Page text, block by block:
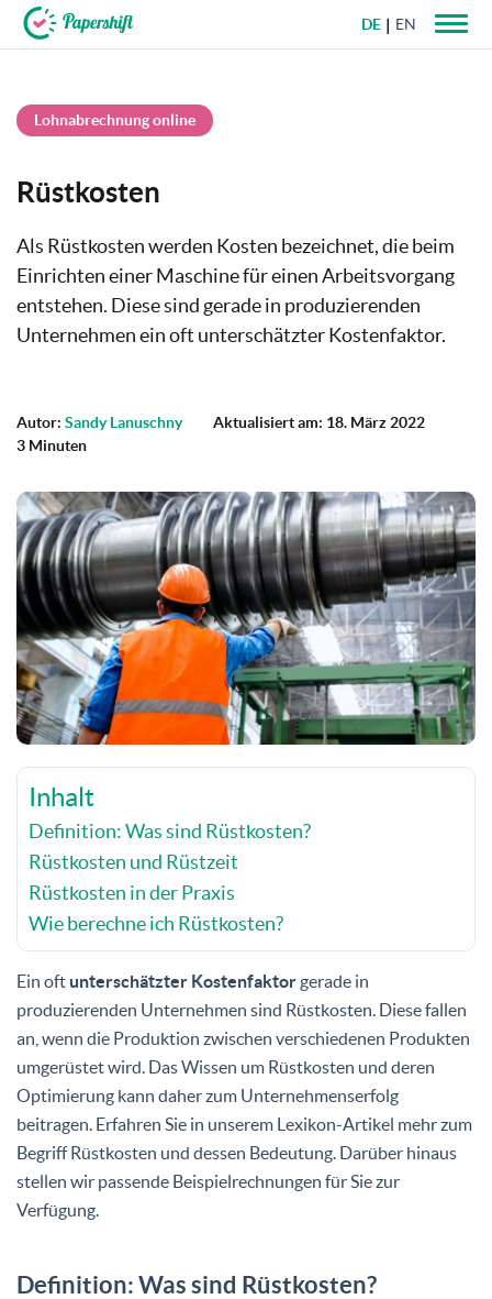
DE EN
Lohnabrechnung online
Rüstkosten
Als Rüstkosten werden Kosten bezeichnet, die beim
Einrichten einer Maschine für einen Arbeitsvorgang
entstehen. Diese sind gerade in produzierenden
Unternehmen ein oft unterschätzter Kostenfaktor.
Autor: Sandy Lanuschny
Aktualisiert am: 18. März 2022
3 Minuten
Inhalt
Definition: Was sind Rüstkosten?
Rüstkosten und Rüstzeit
Rüstkosten in der Praxis
Wie berechne ich Rüstkosten?
Ein oft unterschätzter Kostenfaktorgerade in
produzierenden Unternehmen sind Rüstkosten. Diese fallen
an, wenn die Produktion zwischen verschiedenen Produkten
umgerüstet wird. Das Wissen um Rüstkosten und deren
Optimierung kann daher zum Unternehmenserfolg
beitragen. Erfahren Sie in unserem Lexikon-Artikel mehr zum
Begriff Rüstkosten und dessen Bedeutung. Darüber hinaus
stellen wir passende Beispielrechnungen für Sie zur
Verfügung.
Definition: Was sind Rüstkosten?